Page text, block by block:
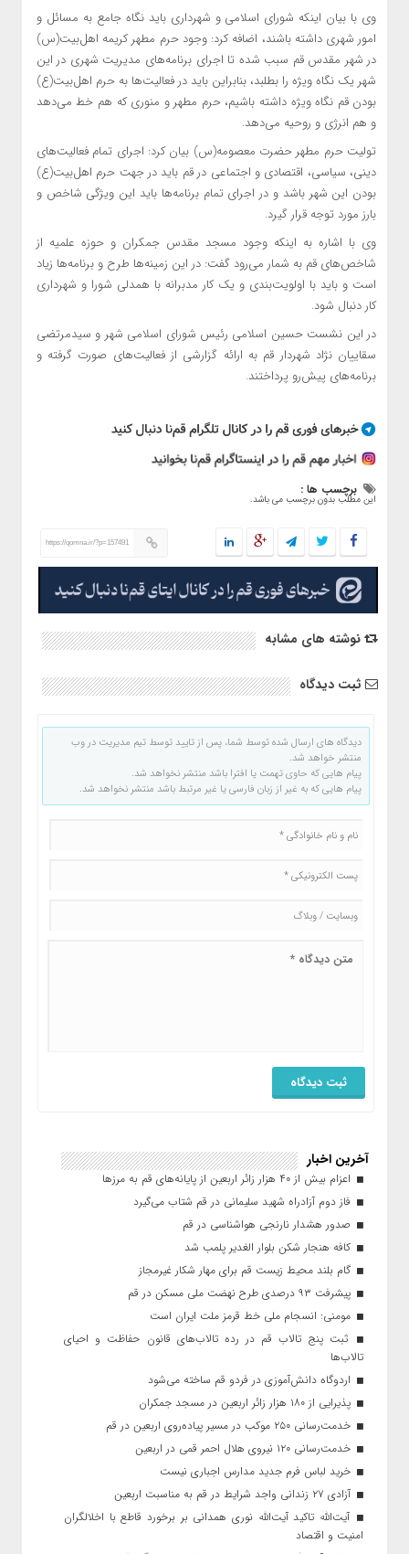
وی با بیان اینکه شورای اسلامی و شهرداری باید نگاه جامع به مسائل و
امور شهری داشته باشند، اضافه کرد: وجود حرم مطهر کریمه اهل‌بیت(س)
در شهر مقدس قم سبب شده تا اجرای برنامه‌های مدیریت شهری در این
شهر یک نگاه ویژه را بطلبد، بنابراین باید در فعالیت‌ها به حرم اهل‌بیت(ع)
بودن قم نگاه ویژه داشته باشیم، حرم مطهر و منوری که هم خط می‌دهد
و هم انرژی و روحیه می‌دهد.
تولیت حرم مطهر حضرت معصومه(س) بیان کرد: اجرای تمام فعالیت‌های
دینی، سیاسی، اقتصادی و اجتماعی در قم باید در جهت حرم اهل‌بیت(ع)
بودن این شهر باشد و در اجرای تمام برنامه‌ها باید این ویژگی شاخص و
بارز مورد توجه قرار گیرد.
وی با اشاره به اینکه وجود مسجد مقدس جمکران وحوزه علمیه از
شاخص‌های قم به شمار می‌رود گفت: در این زمینه‌ها طرح و برنامه‌ها زیاد
است و باید با اولویت‌بندی و یک کار مدبرانه با همدلی شورا و شهرداری
کار دنبال شود.
در این نشست حسین اسلامی رئیس شورای اسلامی شهر و سیدمرتضی
سقاییان نژاد شهردار قم به ارائه گزارشی از فعالیت‌های صورت گرفته و
برنامه‌های پیش‌رو پرداختند.
برچسب ها :
این مطلب بدون برچسب می باشد.
https://qomna.ir/?p=157491
نوشته های مشابه
ثبت دیدگاه
دیدگاه های ارسال شده توسط شما، پس از تایید توسط تیم مدیریت در وب
منتشر خواهد شد.
پیام هایی که حاوی تهمت یا افترا باشد منتشر نخواهد شد.
پیام هایی که به غیر از زبان فارسی یا غیر مرتبط باشد منتشر نخواهد شد.
آخرین اخبار
اعزام بیش از ۴۰ هزار زائر اربعین از پایانه‌های قم به مرزها
فاز دوم آزادراه شهید سلیمانی در قم شتاب می‌گیرد
صدور هشدار نارنجی هواشناسی در قم
کافه هنجار شکن بلوار الغدیر پلمب شد
گام بلند محیط زیست قم برای مهار شکار غیرمجاز
پیشرفت ۹۳ درصدی طرح نهضت ملی مسکن در قم
مومنی: انسجام ملی خط قرمز ملت ایران است
ثبت پنج تالاب قم در رده تالاب‌های قانون حفاظت و احیای
تالاب‌ها
اردوگاه دانش‌آموزی در فردو قم ساخته می‌شود
پذیرایی از ۱۸۰ هزار زائر اربعین در مسجد جمکران
خدمت‌رسانی ۲۵۰ موکب در مسیر پیاده‌روی اربعین در قم
خدمت‌رسانی ۱۲۰ نیروی هلال احمر قمی در اربعین
خرید لباس فرم جدید مدارس اجباری نیست
آزادی ۲۷ زندانی واجد شرایط در قم به مناسبت اربعین
آیت‌الله تاکید آیت‌الله نوری همدانی بر برخورد قاطع با اخلالگران
امنیت و اقتصاد